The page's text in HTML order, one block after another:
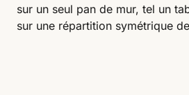
sur un seul pan de mur, tel un
sur une répartition symétrique